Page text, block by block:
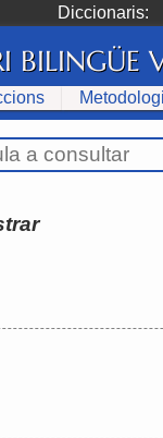
Diccionaris:
BILINGÜE